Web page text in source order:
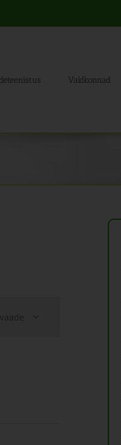
Valdkonnad
Views